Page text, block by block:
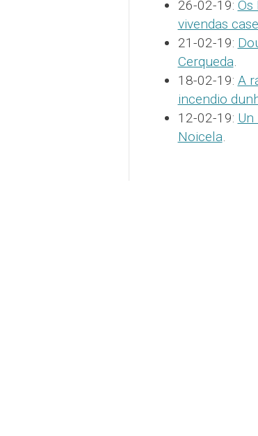
26-02-19: Os
vivendas
21-02-19:
Cerqueda.
18-02-19: A
incendio
12-02-19:
Noicela.